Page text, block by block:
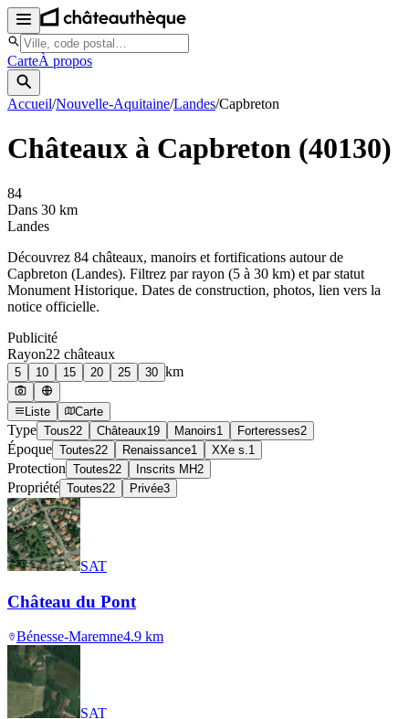
CarteÀ propos
Accueil/Nouvelle-Aquitaine/Landes/Capbreton
Châteaux à Capbreton (40130)
84
Dans 30 km
Landes
Découvrez 84 châteaux, manoirs et fortifications autour de
Capbreton (Landes). Filtrez par rayon (5 à 30 km) et par statut
Monument Historique. Dates de construction, photos, lien vers la
notice officielle.
Publicité
Rayon22 châteaux
5 10 15 20 25 30 km
Liste Carte
Type Tous22 Châteaux19 Manoirs1 Forteresses2
Époque Toutes22 Renaissance1 XXe s. 1
Protection Toutes22 Inscrits MH2
Propriété Toutes22 Privée3
SAT
Château du Pont
Bénesse-Maremne4.9 km
SAT